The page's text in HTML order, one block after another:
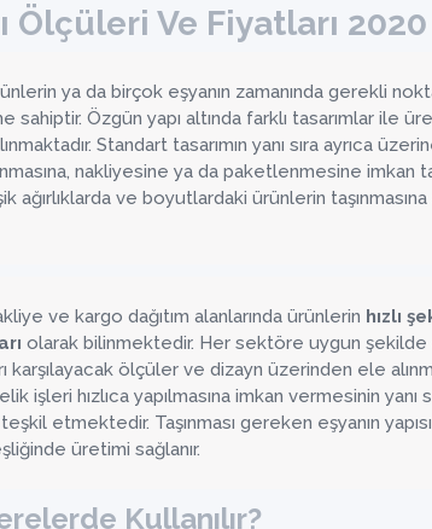
Ölçüleri Ve Fiyatları 2020
ya da birçok eşyanın zamanında gerekli
sahiptir. Özgün yapı altında farklı tasarımlar ile
Standart tasarımın yanı sıra ayrıca
nakliyesine ya da paketlenmesine imkan
ağırlıklarda ve boyutlardaki ürünlerin
ve kargo dağıtım alanlarında ürünlerin hızlı
olarak bilinmektedir. Her sektöre uygun şekilde
karşılayacak ölçüler ve dizayn üzerinden ele
işleri hızlıca yapılmasına imkan vermesinin yanı
etmektedir. Taşınması gereken eşyanın
üretimi sağlanır.
Kullanılır?